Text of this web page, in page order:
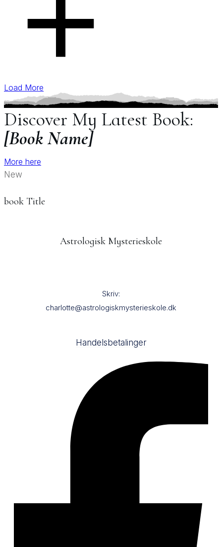
Load More
Discover My Latest Book:
[Book Name]
More here
New
book Title
Astrologisk Mysterieskole
Skriv:
charlotte@astrologiskmysterieskole.dk
Handelsbetalinger